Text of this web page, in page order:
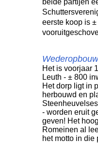
beide partijen
eerste koop is
Wederopbouw
Het is voorjaar
Leuth - ± 800
Het dorp ligt in
herbouwd en
- worden eruit
geven! Het
Romeinen al
het motto in die